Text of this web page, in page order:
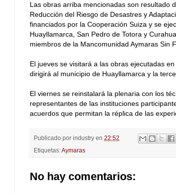
Las obras arriba mencionadas son resultado
Reducción del Riesgo de Desastres y
financiados por la Cooperación Suiza y se
Huayllamarca, San Pedro de Totora y
miembros de la Mancomunidad Aymaras Sin
El jueves se visitará a las obras ejecutadas
dirigirá al municipio de Huayllamarca y la
El viernes se reinstalará la plenaria con los
representantes de las instituciones
acuerdos que permitan la réplica de las
Publicado por industry en 22:52
Etiquetas:Aymaras
No hay comentarios: